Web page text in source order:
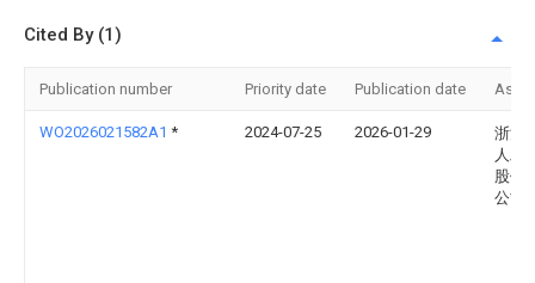
Cited By (1)
Publication number Priority date Publication date
WO2026021582A1 * 2024-07-25 2026-01-29
浙江
人工
股份
公司